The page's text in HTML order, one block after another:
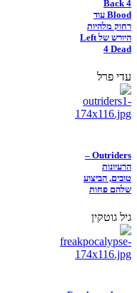
Back 4
Blood עוד
רחוק מלהיות
היורש של Left
4 Dead
עדי פרל
Outriders –
הרעיונות
טובים, הביצוע
שלהם פחות
גיל גוטקין